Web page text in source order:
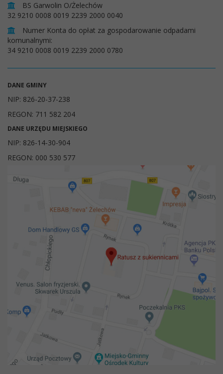
BS Garwolin O/Żelechów
32 9210 0008 0019 2239 2000 0040
Numer Konta do opłat za gospodarowanie odpadami
komunalnymi:
34 9210 0008 0019 2239 2000 0780
DANE GMINY
NIP: 826-20-37-238
REGON: 711 582 204
DANE URZĘDU MIEJSKIEGO
NIP: 826-14-30-904
REGON: 000 530 577